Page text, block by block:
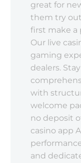
great for
them try
first make a
Our live
gaming
dealers.
with
welcome
no deposit
casino app
and